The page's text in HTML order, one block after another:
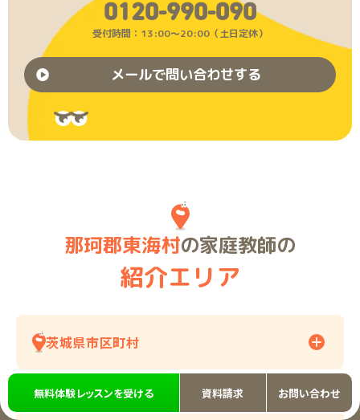
0120-990-090
受付時間：13:00〜20:00（土日定休）
メールで問い合わせする
那珂郡東海村の家庭教師の
紹介エリア
茨城県市区町村
その他の紹介エリア
無料体験レッスンを受ける 資料請求 お問い合わせ